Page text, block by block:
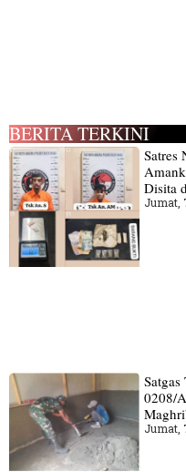
BERITA TERKINI
Satres
Disita
Jumat,
0208/
Jumat,